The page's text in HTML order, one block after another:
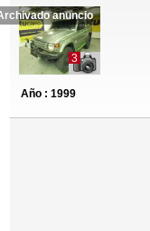
anuncio
3
Año : 1999